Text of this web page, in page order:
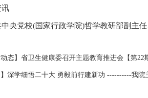
讯
中央党校(国家行政学院)哲学教研部副主
动态】省卫生健康委召开主题教育推进会【第22
】深学细悟二十大 勇毅前行建新功 ----------我